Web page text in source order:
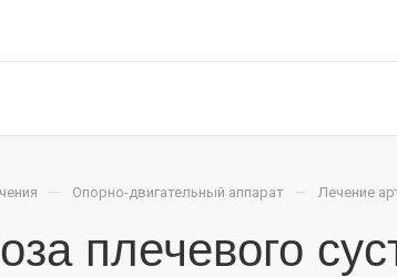
— Опорно-двигательный аппарат — Лечение
плечевого